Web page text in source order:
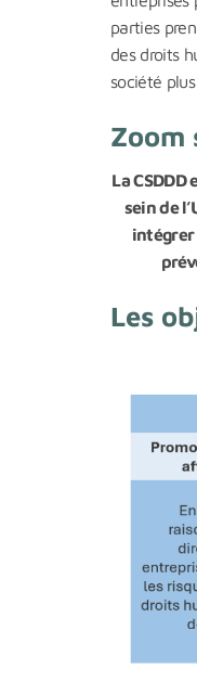
parties
des droits
société
Zoom
La
sein de
intégrer
Les